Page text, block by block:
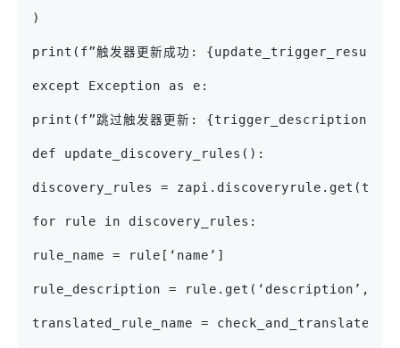
)
print(f”触发器更新成功:
except Exception as e:
print(f”跳过触发器更新: {trigger_description}
def update_discovery_rules():
discovery_rules =
for rule in discovery_rules:
rule_name = rule[‘name’]
rule_description = rule.get(‘description’,
translated_rule_name =